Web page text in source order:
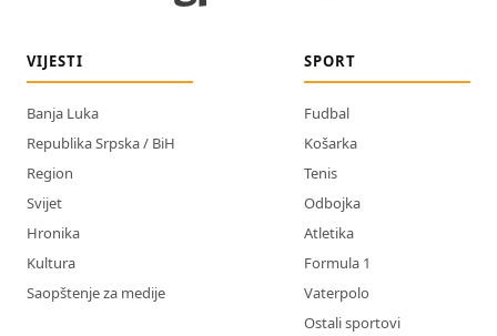
VIJESTI
Banja Luka
Republika Srpska / BiH
Region
Svijet
Hronika
Kultura
Saopštenje za medije
SPORT
Fudbal
Košarka
Tenis
Odbojka
Atletika
Formula 1
Vaterpolo
Ostali sportovi